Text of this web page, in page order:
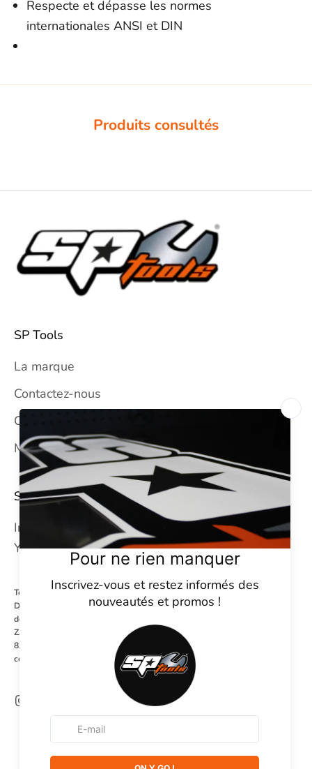
Respecte et dépasse les normes
internationales ANSI et DIN
Produits consultés
SP Tools
La marque
Contactez-nous
CGV
Mentions légales
SUIVEZ-NOUS
Instagram
YouTube
Tel : +33 (0) 4 94 93 23 65
Du Lundi au Vendredi
de 08h00 à 12h00 et de 13h30 à 17h30
ZA la Millonne - 86 rue du Revest les eaux
83140 Six Fours Les Plages
contact@sptoolsfrance.com
© 2026 - SP Tools France